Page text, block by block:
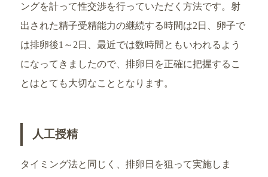
ングを計って性交渉を行っていただく方法です。射
出された精子受精能力の継続する時間は2日、卵子で
は排卵後1～2日、最近では数時間ともいわれるよう
になってきましたので、排卵日を正確に把握するこ
とはとても大切なこととなります。
人工授精
タイミング法と同じく、排卵日を狙って実施しま